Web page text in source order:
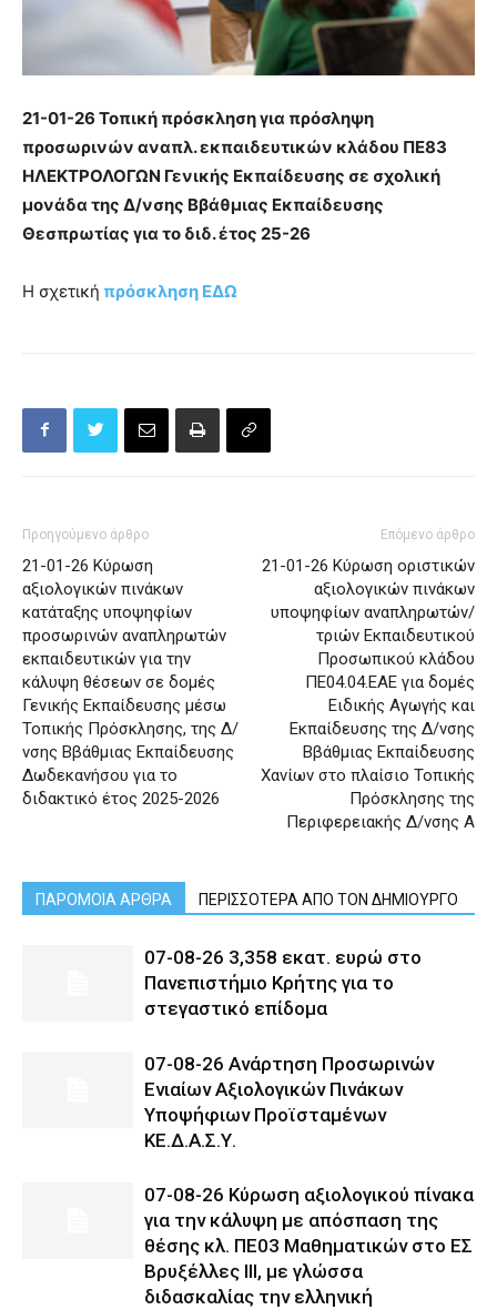
21-01-26 Τοπική πρόσκληση για πρόσληψη
προσωρινών αναπλ. εκπαιδευτικών κλάδου ΠΕ83
ΗΛΕΚΤΡΟΛΟΓΩΝ Γενικής Εκπαίδευσης σε σχολική
μονάδα της Δ/νσης Ββάθμιας Εκπαίδευσης
Θεσπρωτίας για το διδ. έτος 25-26
Η σχετική πρόσκληση ΕΔΩ
Προηγούμενο άρθρο
21-01-26 Κύρωση
αξιολογικών πινάκων
κατάταξης υποψηφίων
προσωρινών αναπληρωτών
εκπαιδευτικών για την
κάλυψη θέσεων σε δομές
Γενικής Εκπαίδευσης μέσω
Τοπικής Πρόσκλησης, της Δ/
νσης Ββάθμιας Εκπαίδευσης
Δωδεκανήσου για το
διδακτικό έτος 2025-2026
Επόμενο άρθρο
21-01-26 Κύρωση οριστικών
αξιολογικών πινάκων
υποψηφίων αναπληρωτών/
τριών Εκπαιδευτικού
Προσωπικού κλάδου
ΠΕ04.04.ΕΑΕ για δομές
Ειδικής Αγωγής και
Εκπαίδευσης της Δ/νσης
Ββάθμιας Εκπαίδευσης
Χανίων στο πλαίσιο Τοπικής
Πρόσκλησης της
Περιφερειακής Δ/νσης Α
ΠΑΡΟΜΟΙΑ ΑΡΘΡΑ ΠΕΡΙΣΣΟΤΕΡΑ ΑΠΟ ΤΟΝ ΔΗΜΙΟΥΡΓΟ
07-08-26 3,358 εκατ. ευρώ στο
Πανεπιστήμιο Κρήτης για το
στεγαστικό επίδομα
07-08-26 Ανάρτηση Προσωρινών
Ενιαίων Αξιολογικών Πινάκων
Υποψήφιων Προϊσταμένων
ΚΕ.Δ.Α.Σ.Υ.
07-08-26 Κύρωση αξιολογικού πίνακα
για την κάλυψη με απόσπαση της
θέσης κλ. ΠΕ03 Μαθηματικών στο ΕΣ
Βρυξέλλες ΙΙΙ, με γλώσσα
διδασκαλίας την ελληνική